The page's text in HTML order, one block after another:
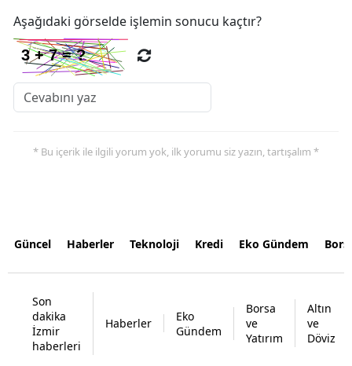
Aşağıdaki görselde işlemin sonucu kaçtır?
* Bu içerik ile ilgili yorum yok, ilk yorumu siz yazın, tartışalım *
Güncel Haberler Teknoloji Kredi Eko Gündem
Son
dakika
İzmir
haberleri
Haberler
Eko
Gündem
Borsa
ve
Yatırım
Altın
ve
Döviz